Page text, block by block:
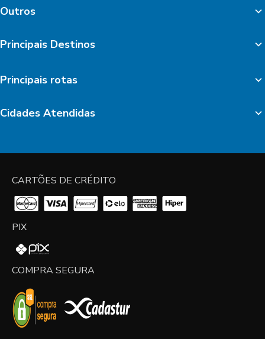
Outros
Principais Destinos
Principais rotas
Cidades Atendidas
CARTÕES DE CRÉDITO
PIX
COMPRA SEGURA